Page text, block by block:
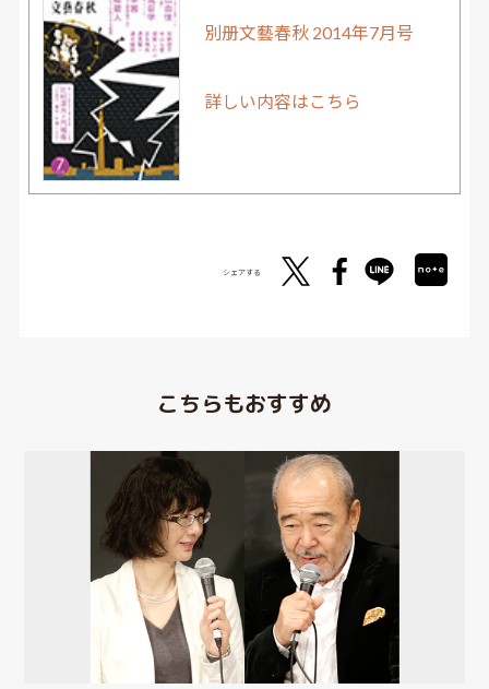
別册文藝春秋 2014年7月号
詳しい内容はこちら
シェアする
こちらもおすすめ